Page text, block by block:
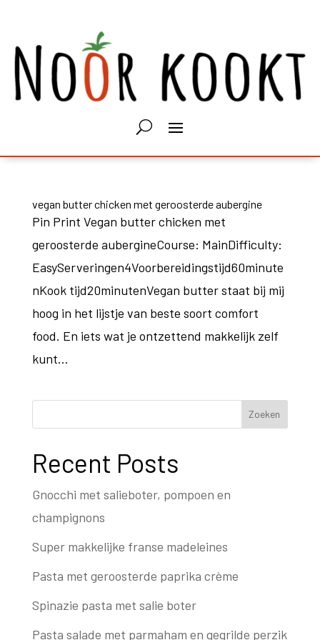
vegan butter chicken met geroosterde aubergine
Pin Print Vegan butter chicken met
geroosterde aubergineCourse: MainDifficulty:
EasyServeringen4Voorbereidingstijd60minute
nKook tijd20minutenVegan butter staat bij mij
hoog in het lijstje van beste soort comfort
food. En iets wat je ontzettend makkelijk zelf
kunt...
Zoeken
Recent Posts
Gnocchi met salieboter, pompoen en
champignons
Super makkelijke franse madeleines
Pasta met geroosterde paprika crème
Spinazie pasta met salie boter
Pasta salade met parmaham en gegrilde perzik